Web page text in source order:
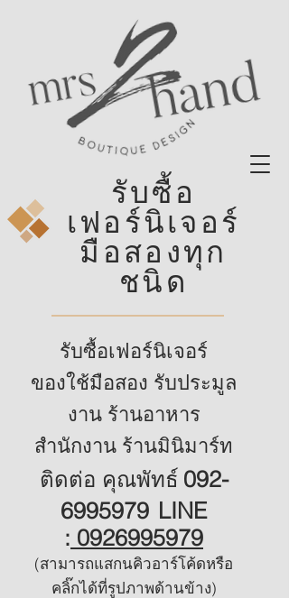
รับซื้อ
เฟอร์นิเจอร์
มือสองทุก
ชนิด
รับซื้อเฟอร์นิเจอร์
ของใช้มือสอง รับประมูล
งาน ร้านอาหาร
สำนักงาน ร้านมินิมาร์ท
ติดต่อ คุณพัทธ์ 092-
6995979 LINE
: 0926995979
(สามารถแสกนคิวอาร์โค้ดหรือ
คลิ๊กได้ที่รูปภาพด้านข้าง)